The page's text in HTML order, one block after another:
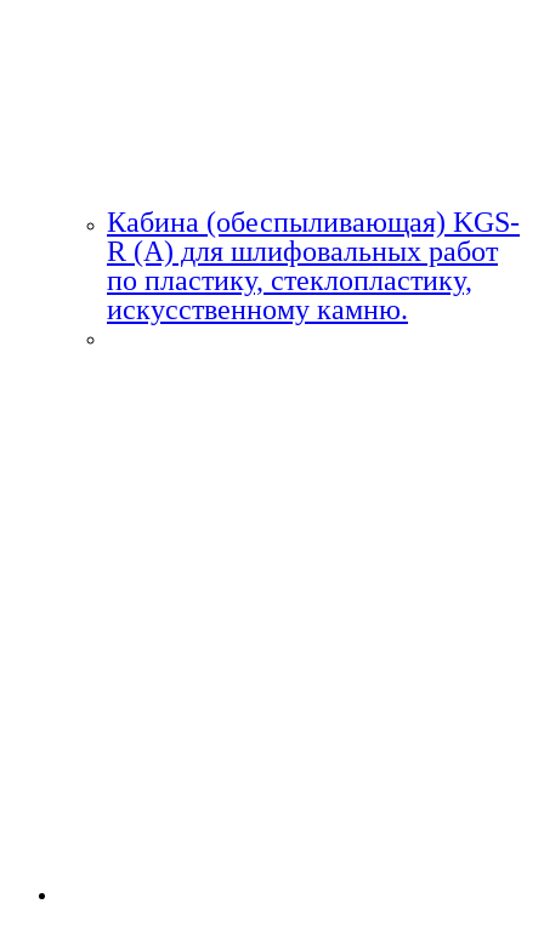
Кабина (обеспыливающая) KGS-
R (A) для шлифовальных работ
по пластику, стеклопластику,
искусственному камню.